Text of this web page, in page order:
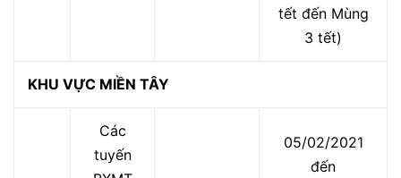
tết đến Mùng
3 tết)
KHU VỰC MIỀN TÂY
Các
tuyến
05/02/2021
đến